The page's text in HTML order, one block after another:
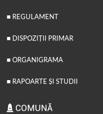
■ REGULAMENT
■ DISPOZIȚII PRIMAR
■ ORGANIGRAMA
■ RAPOARTE ȘI STUDII
COMUNĂ